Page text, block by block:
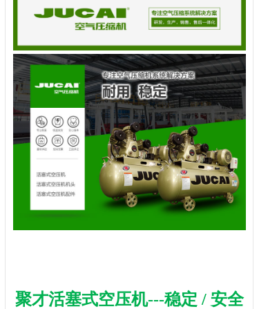
聚才活塞式空压机---稳定 / 安全